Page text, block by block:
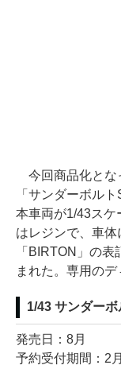
今回商品化とな
「サンダーボル
本車両が1/43スケ
はレジンで、車
「BIRTON」の
まれた。専用のデ
1/43 サンダー
発売日：8月
予約受付期間：2